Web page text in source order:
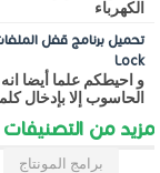
الكهرباء
Lock
و احيطكم علما أيضا
الحاسوب إلا بإدخال
مزيد من التصنيفات
برامج المونتاج